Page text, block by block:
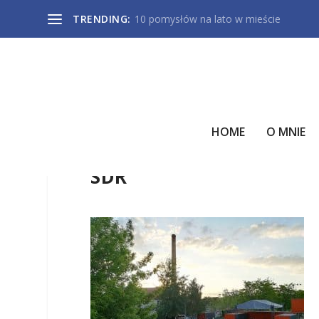
TRENDING: 10 pomysłów na lato w mieście
HOME O MNIE
SDR